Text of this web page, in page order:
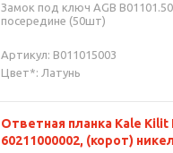
Замок под ключ AGB
посередине (50шт)
Артикул: B011015003
Цвет*: Латунь
Ответная планка Kale Kilit
60211000002, (корот)